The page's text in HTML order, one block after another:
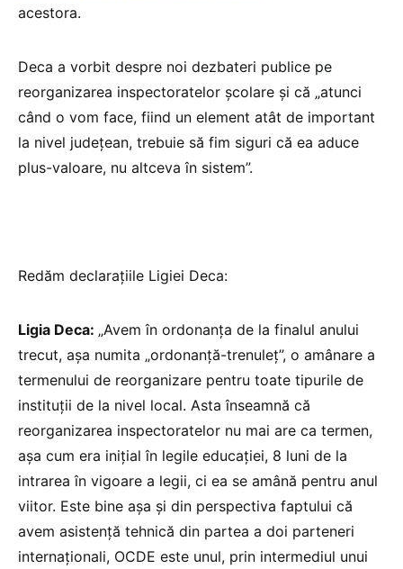
acestora.
Deca a vorbit despre noi dezbateri publice pe
reorganizarea inspectoratelor școlare și că „atunci
când o vom face, fiind un element atât de important
la nivel județean, trebuie să fim siguri că ea aduce
plus-valoare, nu altceva în sistem”.
Redăm declarațiile Ligiei Deca:
Ligia Deca: „Avem în ordonanța de la finalul anului
trecut, așa numita „ordonanță-trenuleț”, o amânare a
termenului de reorganizare pentru toate tipurile de
instituții de la nivel local. Asta înseamnă că
reorganizarea inspectoratelor nu mai are ca termen,
așa cum era inițial în legile educației, 8 luni de la
intrarea în vigoare a legii, ci ea se amână pentru anul
viitor. Este bine așa și din perspectiva faptului că
avem asistență tehnică din partea a doi parteneri
internaționali, OCDE este unul, prin intermediul unui